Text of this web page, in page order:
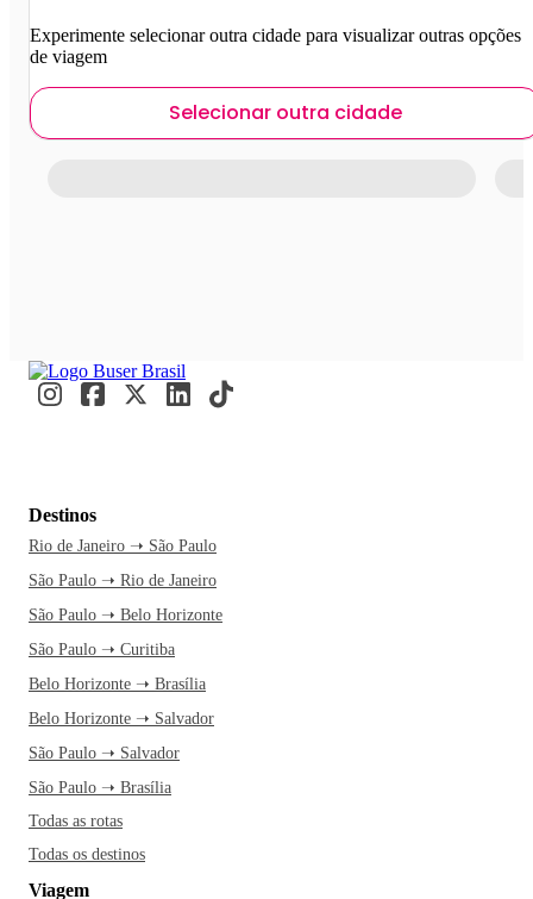
Experimente selecionar outra cidade para visualizar outras opções
de viagem
Selecionar outra cidade
Destinos
Rio de Janeiro ➝ São Paulo
São Paulo ➝ Rio de Janeiro
São Paulo ➝ Belo Horizonte
São Paulo ➝ Curitiba
Belo Horizonte ➝ Brasília
Belo Horizonte ➝ Salvador
São Paulo ➝ Salvador
São Paulo ➝ Brasília
Todas as rotas
Todas os destinos
Viagem